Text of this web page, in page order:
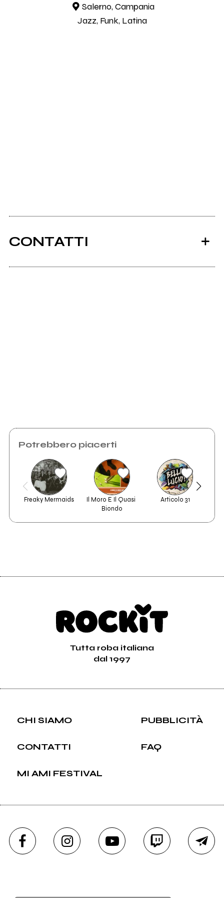
Salerno, Campania
Jazz, Funk, Latina
CONTATTI
Potrebbero piacerti
Freaky Mermaids
Il Moro E Il Quasi
Biondo
Articolo 31
Tutta roba italiana
dal 1997
CHI SIAMO PUBBLICITÀ
CONTATTI FAQ
MI AMI FESTIVAL